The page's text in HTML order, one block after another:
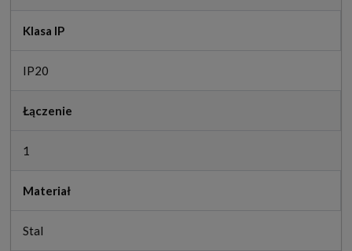
Klasa IP
IP20
Łączenie
1
Materiał
Stal